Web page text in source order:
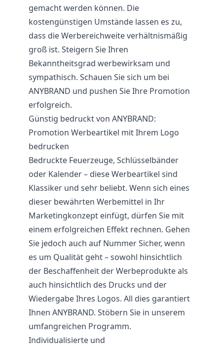
gemacht werden können. Die
kostengünstigen Umstände lassen es zu,
dass die Werbereichweite verhältnismäßig
groß ist. Steigern Sie Ihren
Bekanntheitsgrad werbewirksam und
sympathisch. Schauen Sie sich um bei
ANYBRAND und pushen Sie Ihre Promotion
erfolgreich.
Günstig bedruckt von ANYBRAND:
Promotion Werbeartikel mit Ihrem Logo
bedrucken
Bedruckte Feuerzeuge, Schlüsselbänder
oder Kalender – diese Werbeartikel sind
Klassiker und sehr beliebt. Wenn sich eines
dieser bewährten Werbemittel in Ihr
Marketingkonzept einfügt, dürfen Sie mit
einem erfolgreichen Effekt rechnen. Gehen
Sie jedoch auch auf Nummer Sicher, wenn
es um Qualität geht – sowohl hinsichtlich
der Beschaffenheit der Werbeprodukte als
auch hinsichtlich des Drucks und der
Wiedergabe Ihres Logos. All dies garantiert
Ihnen ANYBRAND. Stöbern Sie in unserem
umfangreichen Programm.
Individualisierte und